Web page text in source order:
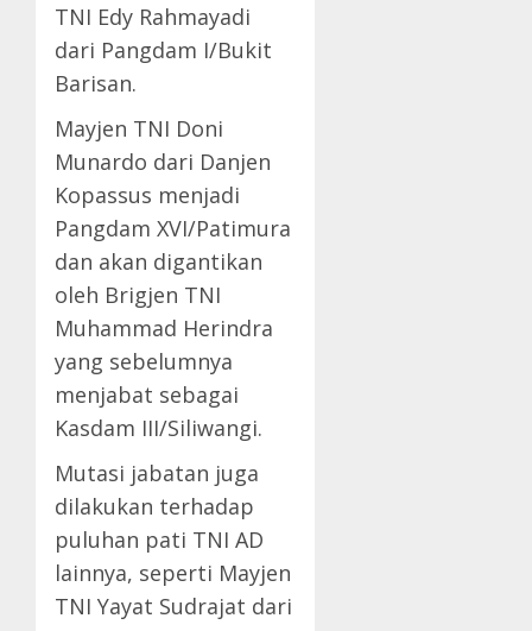
TNI Edy Rahmayadi
dari Pangdam I/Bukit
Barisan.
Mayjen TNI Doni
Munardo dari Danjen
Kopassus menjadi
Pangdam XVI/Patimura
dan akan digantikan
oleh Brigjen TNI
Muhammad Herindra
yang sebelumnya
menjabat sebagai
Kasdam III/Siliwangi.
Mutasi jabatan juga
dilakukan terhadap
puluhan pati TNI AD
lainnya, seperti Mayjen
TNI Yayat Sudrajat dari